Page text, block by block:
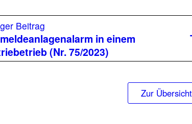
BeitragVorheriger
Beitrag:
in einem
(Nr. 75/2023)
Zur Übersicht